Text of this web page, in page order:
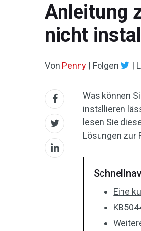
Anleitung
nicht
Von Penny | Folgen |
Was können
installieren
lesen Sie
Lösungen zur
Eine